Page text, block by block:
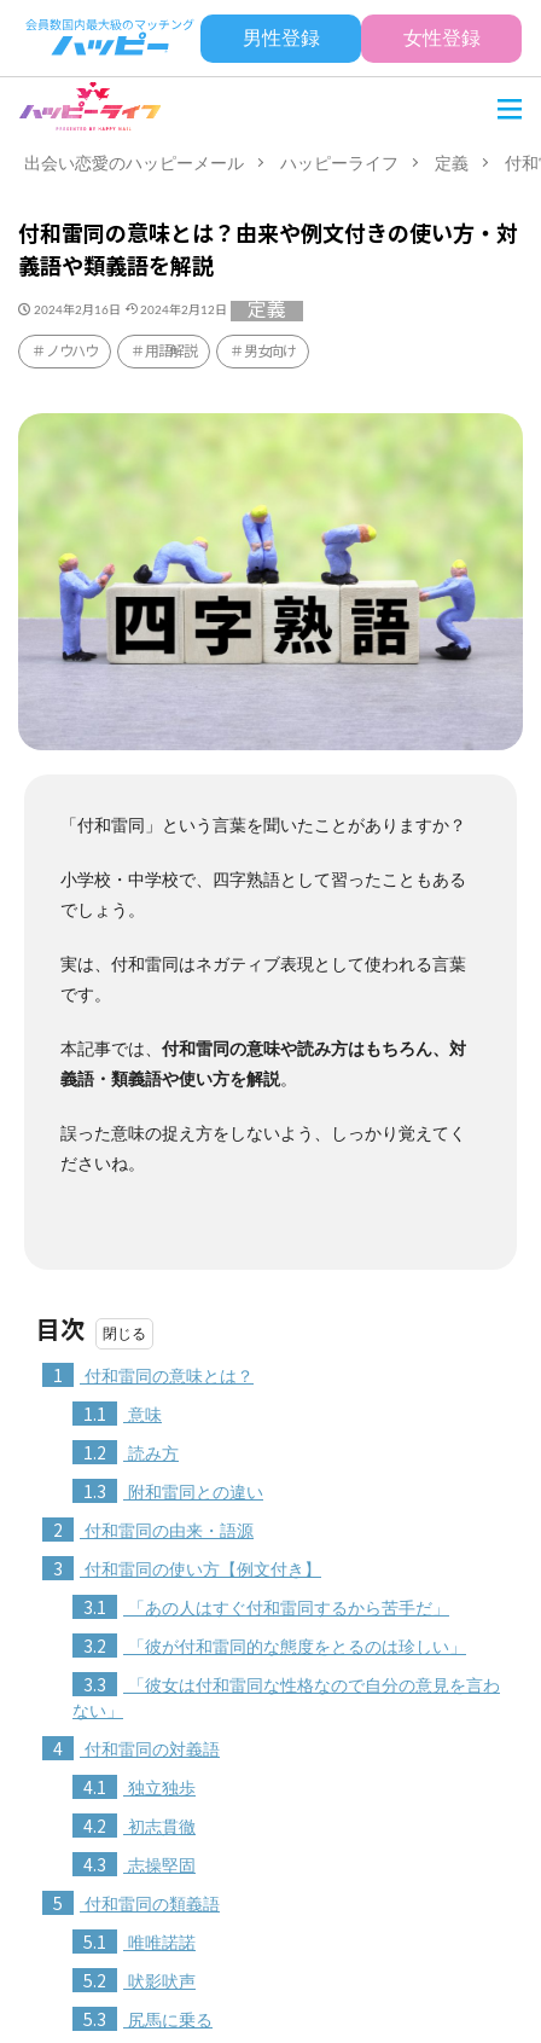
男性登録 女性登録
出会い恋愛のハッピーメール ハッピーライフ 定義 付
付和雷同の意味とは？由来や例文付きの使い方・対
義語や類義語を解説
2024年2月16日 2024年2月12日 定義
ノウハウ 用語解説 男女向け
「付和雷同」という言葉を聞いたことがありますか？
小学校・中学校で、四字熟語として習ったこともある
でしょう。
実は、付和雷同はネガティブ表現として使われる言葉
です。
本記事では、 付和雷同の意味や読み方はもちろん、対
義語・類義語や使い方を解説。
誤った意味の捉え方をしないよう、しっかり覚えてく
ださいね。
目次
1 付和雷同の意味とは？
1.1 意味
1.2 読み方
1.3 附和雷同との違い
2 付和雷同の由来・語源
3 付和雷同の使い方【例文付き】
3.1 「あの人はすぐ付和雷同するから苦手だ」
3.2 「彼が付和雷同的な態度をとるのは珍しい」
3.3
「彼女は付和雷同な性格なので自分の意見を言わ
ない」
4 付和雷同の対義語
4.1 独立独歩
4.2 初志貫徹
4.3 志操堅固
5 付和雷同の類義語
5.1 唯唯諾諾
5.2 吠影吠声
5.3 尻馬に乗る